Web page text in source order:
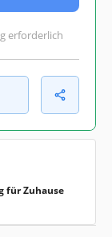
erforderlich
für Zuhause